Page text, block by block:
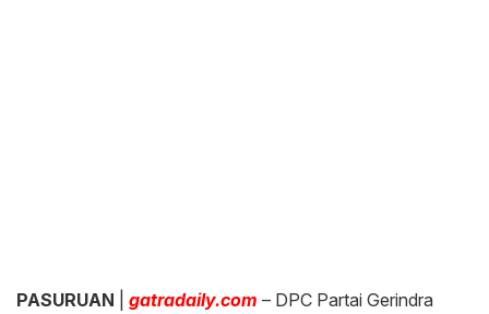
PASURUAN gatradaily.com – DPC Partai Gerindra